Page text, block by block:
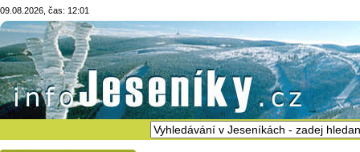
09.08.2026, čas: 12:01